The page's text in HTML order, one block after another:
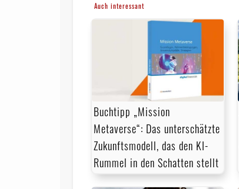
Auch interessant
Buchtipp „Mission
Metaverse“: Das unterschätzte
Zukunftsmodell, das den KI-
Rummel in den Schatten stellt